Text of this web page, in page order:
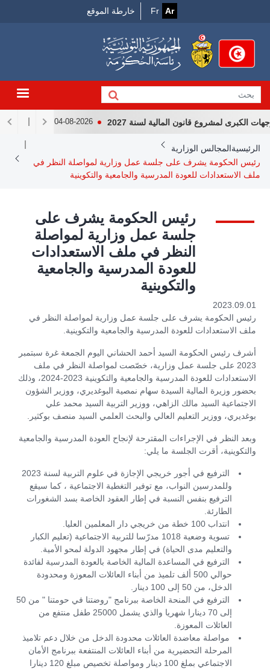
الرئيسي
Fr Ar
Menu
خارطة الموقع
لمشروع قانون المالية لسنة 2027 04-08-2026 لقاء رئيس
Breadcrumb
الرئيسيةالمجالس الوزارية
رئيس الحكومة يشرف على جلسة عمل وزارية لمواصلة النظر في
ملف الاستعدادات للعودة المدرسية والجامعية والتكوينية
رئيس الحكومة يشرف على
جلسة عمل وزارية لمواصلة
النظر في ملف الاستعدادات
للعودة المدرسية والجامعية
والتكوينية
2023.09.01
رئيس الحكومة يشرف على جلسة عمل وزارية لمواصلة النظر في
ملف الاستعدادات للعودة المدرسية والجامعية والتكوينية.
أشرف رئيس الحكومة السيد أحمد الحشاني اليوم الجمعة غرة سبتمبر
2023 على جلسة عمل وزارية، خصّصت لمواصلة النظر في ملف
الاستعدادات للعودة المدرسية والجامعية والتكوينية 2023-2024، وذلك
بحضور وزيرة المالية السيدة سهام نمصية البوغديري، ووزير الشؤون
الاجتماعية السيد مالك الزاهي، ووزير التربية السيد محمد علي
بوغديري، ووزير التعليم العالي والبحث العلمي السيد منصف بوكثير.
وبعد النظر في الإجراءات المقترحة لإنجاح العودة المدرسية والجامعية
والتكوينية، أقرت الجلسة ما يلي:
الترفيع في أجور خريجي الإجازة في علوم التربية لسنة 2023
وللمدرسين النواب، مع توفير التغطية الاجتماعية ، كما سيقع
الترفيع بنفس النسبة في إطار العقود الخاصة بسد الشغورات
الطارئة.
انتداب 100 خطة من خريجي دار المعلمين العليا.
تسوية وضعية 1018 مدرّسا للتربية الاجتماعية (تعليم الكبار
والتعليم مدى الحياة) في إطار مجهود الدولة لمحو الأمية.
الترفيع في المساعدة المالية الخاصة بالعودة المدرسية لفائدة
حوالي 500 ألف تلميذ من أبناء العائلات المعوزة ومحدودة
الدخل، من 50 إلى 100 دينار.
الترفيع في المنحة الخاصة ببرنامج "روضتنا في حومتنا " من 50
إلى 70 دينارا شهريا والذي يشمل 25000 طفل منتفع من
العائلات المعوزة.
مواصلة معاضدة العائلات محدودة الدخل من خلال دعم تلاميذ
المرحلة التحضيرية من أبناء العائلات المنتفعة ببرنامج الأمان
الاجتماعي بملغ 100 دينار ومواصلة تخصيص مبلغ 120 دينارا